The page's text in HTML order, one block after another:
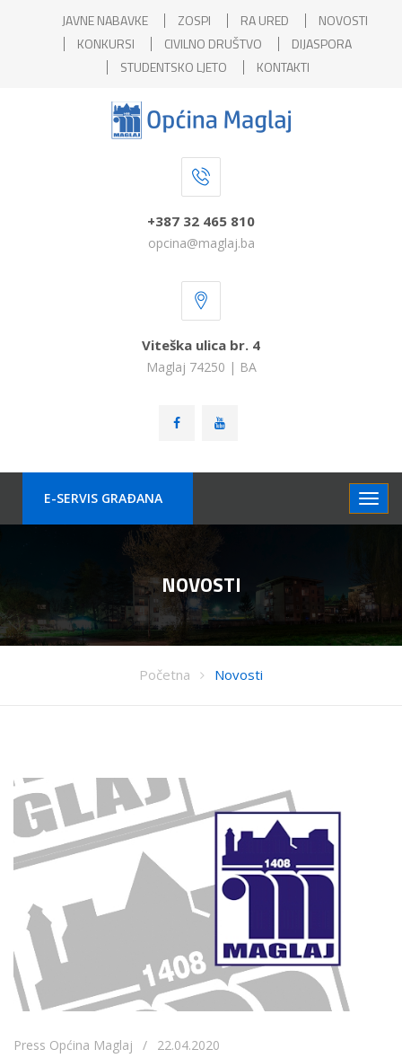
JAVNE NABAVKE ZOSPI RA URED
NOVOSTI
KONKURSI
CIVILNO DRUŠTVO
DIJASPORA
STUDENTSKO LJETO
KONTAKTI
+387 32 465 810
opcina@maglaj.ba
Viteška ulica br. 4
Maglaj 74250 | BA
E-SERVIS GRAÐANA
NOVOSTI
Početna Novosti
Press Općina Maglaj / 22.04.2020